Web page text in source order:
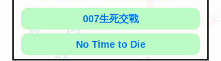
007生死交戰
No Time to Die